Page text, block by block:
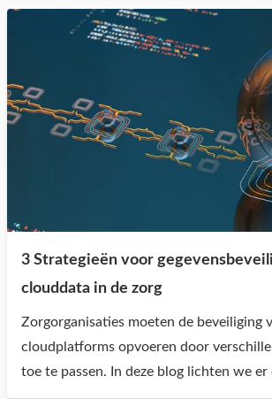
3 Strategieën voor
clouddata in de zorg
Zorgorganisaties moeten de beveiliging
cloudplatforms opvoeren door
toe te passen. In deze blog lichten we er